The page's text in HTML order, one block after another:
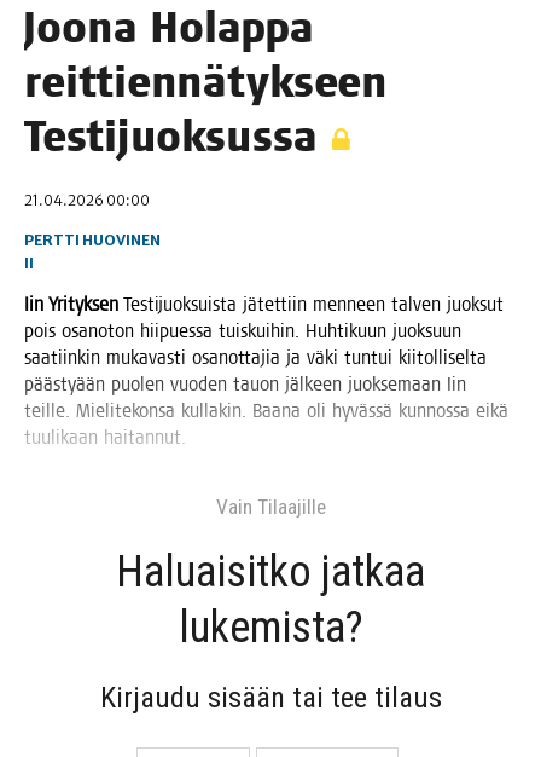
Joo­na Holap­pa
reit­tien­nä­tyk­seen
Testijuoksussa
21.04.2026 00:00
PERTTI HUOVINEN
II
Iin Yri­tyk­sen Tes­ti­juok­suis­ta jätet­tiin men­neen tal­ven juok­sut
pois osan­o­ton hii­pues­sa tuis­kui­hin. Huh­ti­kuun juok­suun
saa­tiin­kin muka­vas­ti osa­not­ta­jia ja väki tun­tui kii­tol­li­sel­ta
pääs­ty­ään puo­len vuo­den tauon jäl­keen juok­se­maan Iin
teil­le. Mie­li­te­kon­sa kul­la­kin. Baa­na oli hyväs­sä kun­nos­sa eikä
tuu­li­kaan haitannut.
Vain Tilaa­jil­le
Haluai­sit­ko jat­kaa
lukemista?
Kir­jau­du sisään tai tee tilaus